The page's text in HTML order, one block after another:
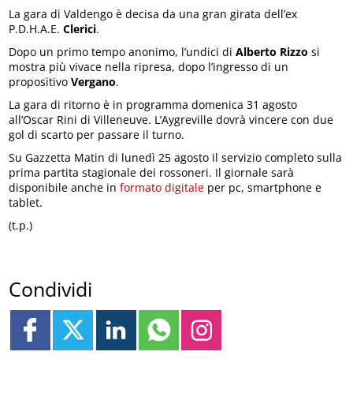
La gara di Valdengo è decisa da una gran girata dell’ex
P.D.H.A.E.Clerici.
Dopo un primo tempo anonimo, l’undici diAlberto Rizzo si
mostra più vivace nella ripresa, dopo l’ingresso di un
propositivoVergano.
La gara di ritorno è in programma domenica 31 agosto
all’Oscar Rini di Villeneuve. L’Aygreville dovrà vincere con due
gol di scarto per passare il turno.
Su Gazzetta Matin di lunedì 25 agosto il servizio completo sulla
prima partita stagionale dei rossoneri. Il giornale sarà
disponibile anche informato digitale per pc, smartphone e
tablet.
(t.p.)
Condividi